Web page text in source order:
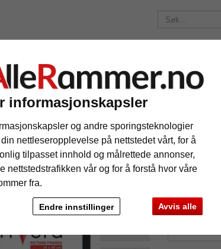
informasjonskapsler
og andre sporingsteknologier
nettleseropplevelse på nettstedet vårt, for å
tilpasset innhold og målrettede annonser,
nettstedstrafikken vår og for å forstå hvor våre
fra.
Avvis alle
Endre innstillinger
er 175 kr uansett hvor mye du bestiller!
skreddersydd løsning
Uppsala skreddersydd
Farge: